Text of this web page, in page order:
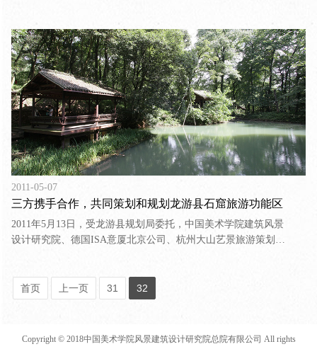
彩定位研究组、公共艺术品设计咨询组、城市标识导示系统设
计咨询组，参与合作的技术团队包括德国ISA意厦国际设计集
团、美国EDSA设计集团和浙江省古建筑设计研究院。
2011-05-07
三方携手合作，共同策划和规划龙游县石窟旅游功能区
2011年5月13日，受龙游县规划局委托，中国美术学院建筑风景
设计研究院、德国ISA意厦北京公司、杭州大山艺景旅游策划有
首页 上一页 31 32
Copyright © 2018中国美术学院风景建筑设计研究院总院有限公司 All rights